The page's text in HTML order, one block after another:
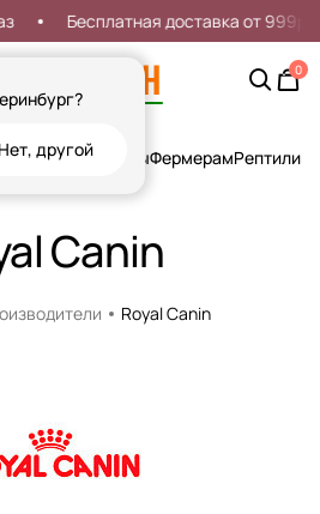
Нет, другой
Бесплатная доставка от 999р
0
и Хорьки ПтицыФермерамРептилии
Canin
Royal Canin